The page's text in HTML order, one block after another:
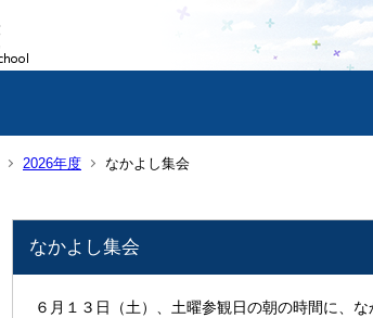
2026年度 なかよし集会
なかよし集会
６月１３日（土）、土曜参観日の朝の時間に、